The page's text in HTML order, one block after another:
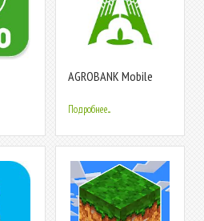
AGROBANK Mobile
Подробнее...